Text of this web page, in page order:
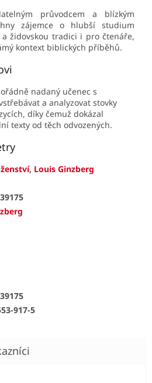
průvodcem a blízkým
zájemce o hlubší studium
židovskou tradici i pro čtenáře,
kontext biblických příběhů.
nadaný učenec s
a analyzovat stovky
díky čemuž dokázal
texty od těch odvozených.
, Louis Ginzberg
917-5